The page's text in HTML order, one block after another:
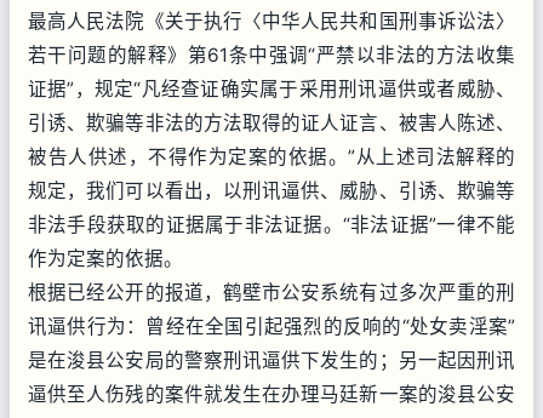
最高人民法院《关于执行〈中华人民共和国刑事诉讼法〉
若干问题的解释》第61条中强调“严禁以非法的方法收集
证据”，规定“凡经查证确实属于采用刑讯逼供或者威胁、
引诱、欺骗等非法的方法取得的证人证言、被害人陈述、
被告人供述，不得作为定案的依据。”从上述司法解释的
规定，我们可以看出，以刑讯逼供、威胁、引诱、欺骗等
非法手段获取的证据属于非法证据。“非法证据”一律不能
作为定案的依据。
根据已经公开的报道，鹤壁市公安系统有过多次严重的刑
讯逼供行为：曾经在全国引起强烈的反响的“处女卖淫案”
是在浚县公安局的警察刑讯逼供下发生的；另一起因刑讯
逼供至人伤残的案件就发生在办理马廷新一案的浚县公安